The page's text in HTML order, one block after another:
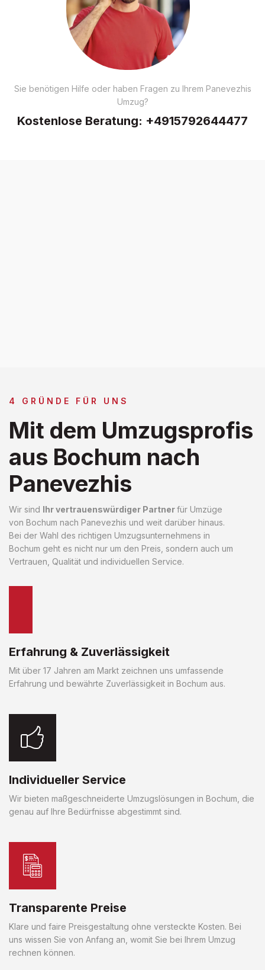
Sie benötigen Hilfe oder haben Fragen zu Ihrem Panevezhis
Umzug?
Kostenlose Beratung: +4915792644477
4 GRÜNDE FÜR UNS
Mit dem Umzugsprofis
aus Bochum nach
Panevezhis
Wir sind Ihr vertrauenswürdiger Partnerfür Umzüge
von Bochum nach Panevezhis und weit darüber hinaus.
Bei der Wahl des richtigen Umzugsunternehmens in
Bochum geht es nicht nur um den Preis, sondern auch um
Vertrauen, Qualität und individuellen Service.
Erfahrung & Zuverlässigkeit
Mit über 17 Jahren am Markt zeichnen uns umfassende
Erfahrung und bewährte Zuverlässigkeit in Bochum aus.
Individueller Service
Wir bieten maßgeschneiderte Umzugslösungen in Bochum, die
genau auf Ihre Bedürfnisse abgestimmt sind.
Transparente Preise
Klare und faire Preisgestaltung ohne versteckte Kosten. Bei
uns wissen Sie von Anfang an, womit Sie bei Ihrem Umzug
rechnen können.